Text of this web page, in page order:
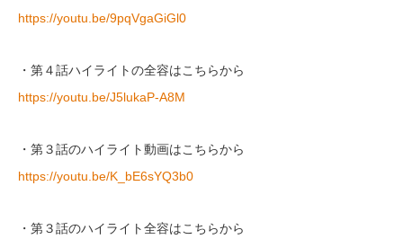
https://youtu.be/9pqVgaGiGl0
・第４話ハイライトの全容はこちらから
https://youtu.be/J5lukaP-A8M
・第３話のハイライト動画はこちらから
https://youtu.be/K_bE6sYQ3b0
・第３話のハイライト全容はこちらから